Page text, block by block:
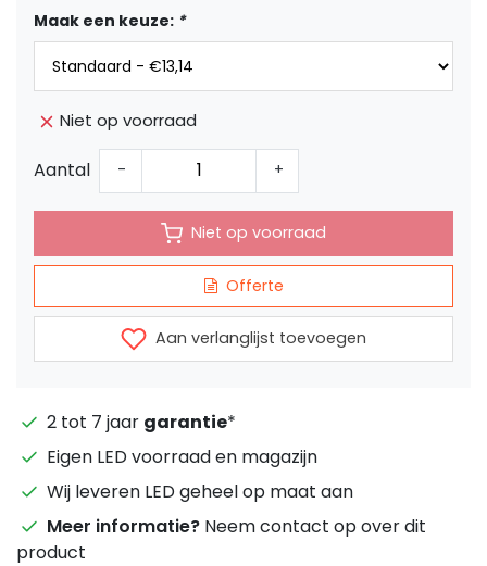
Maak een keuze: *
Niet op voorraad
Aantal - +
Niet op voorraad
Offerte
Aan verlanglijst toevoegen
2 tot 7 jaar garantie*
Eigen LED voorraad en magazijn
Wij leveren LED geheel op maat aan
Meer informatie? Neem contact op over dit
product